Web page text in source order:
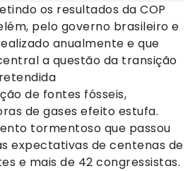
os resultados da COP
pelo governo brasileiro e
anualmente e que
a questão da transição
de fontes fósseis,
de gases efeito estufa.
tormentoso que passou
expectativas de centenas de
e mais de 42 congressistas.